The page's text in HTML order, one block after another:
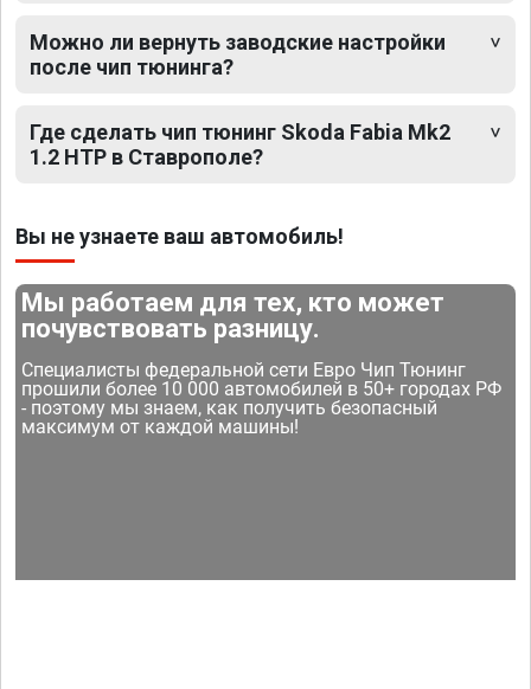
Можно ли вернуть заводские настройки
после чип тюнинга?
Где сделать чип тюнинг Skoda Fabia Mk2
1.2 HTP в Ставрополе?
Вы не узнаете ваш автомобиль!
Мы работаем для тех, кто может
почувствовать разницу.
Специалисты федеральной сети Евро Чип Тюнинг
прошили более 10 000 автомобилей в 50+ городах РФ
- поэтому мы знаем, как получить безопасный
максимум от каждой машины!